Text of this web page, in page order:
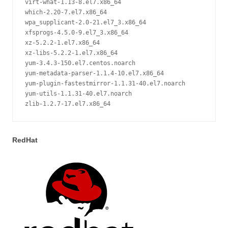
virt-what-1.13-8.el7.x86_64
which-2.20-7.el7.x86_64
wpa_supplicant-2.0-21.el7_3.x86_64
xfsprogs-4.5.0-9.el7_3.x86_64
xz-5.2.2-1.el7.x86_64
xz-libs-5.2.2-1.el7.x86_64
yum-3.4.3-150.el7.centos.noarch
yum-metadata-parser-1.1.4-10.el7.x86_64
yum-plugin-fastestmirror-1.1.31-40.el7.noarch
yum-utils-1.1.31-40.el7.noarch
zlib-1.2.7-17.el7.x86_64
RedHat